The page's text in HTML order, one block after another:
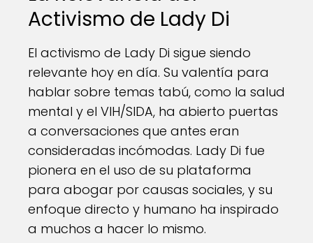
Activismo de Lady Di
El activismo de Lady Di sigue siendo
relevante hoy en día. Su valentía para
hablar sobre temas tabú, como la salud
mental y el VIH/SIDA, ha abierto puertas
a conversaciones que antes eran
consideradas incómodas. Lady Di fue
pionera en el uso de su plataforma
para abogar por causas sociales, y su
enfoque directo y humano ha inspirado
a muchos a hacer lo mismo.